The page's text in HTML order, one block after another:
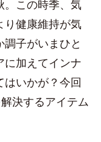
。この時季、気
り健康維持が気
子がいまひと
に加えてインナ
はいかが？今回
決するアイテム